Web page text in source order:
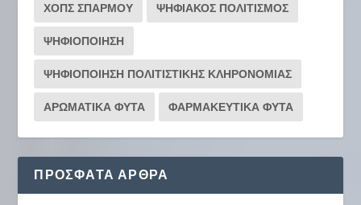
ΧΟΠΣ ΣΠΑΡΜΟΥ ΨΗΦΙΑΚΟΣ ΠΟΛΙΤΙΣΜΟΣ
ΨΗΦΙΟΠΟΙΗΣΗ
ΨΗΦΙΟΠΟΙΗΣΗ ΠΟΛΙΤΙΣΤΙΚΗΣ ΚΛΗΡΟΝΟΜΙΑΣ
ΑΡΩΜΑΤΙΚΑ ΦΥΤΑ ΦΑΡΜΑΚΕΥΤΙΚΑ ΦΥΤΑ
ΠΡΌΣΦΑΤΑ ΆΡΘΡΑ